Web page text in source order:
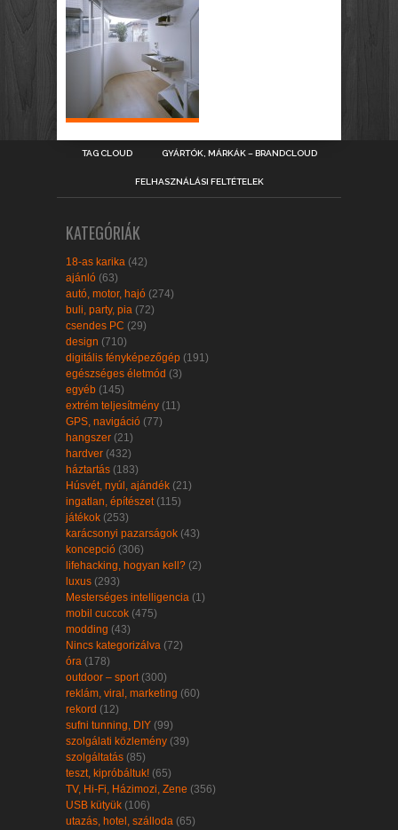
TAG CLOUD GYÁRTÓK, MÁRKÁK – BRANDCLOUD
FELHASZNÁLÁSI FELTÉTELEK
KATEGÓRIÁK
18-as karika (42)
ajánló (63)
autó, motor, hajó (274)
buli, party, pia (72)
csendes PC (29)
design (710)
digitális fényképezőgép (191)
egészséges életmód (3)
egyéb (145)
extrém teljesítmény (11)
GPS, navigáció (77)
hangszer (21)
hardver (432)
háztartás (183)
Húsvét, nyúl, ajándék (21)
ingatlan, építészet(115)
játékok (253)
karácsonyi pazarságok (43)
koncepció (306)
lifehacking, hogyan kell? (2)
luxus (293)
Mesterséges intelligencia (1)
mobil cuccok (475)
modding (43)
Nincs kategorizálva (72)
óra (178)
outdoor – sport(300)
reklám, viral, marketing (60)
rekord (12)
sufni tunning, DIY (99)
szolgálati közlemény (39)
szolgáltatás (85)
teszt, kipróbáltuk! (65)
TV, Hi-Fi, Házimozi, Zene (356)
USB kütyük (106)
utazás, hotel, szálloda (65)